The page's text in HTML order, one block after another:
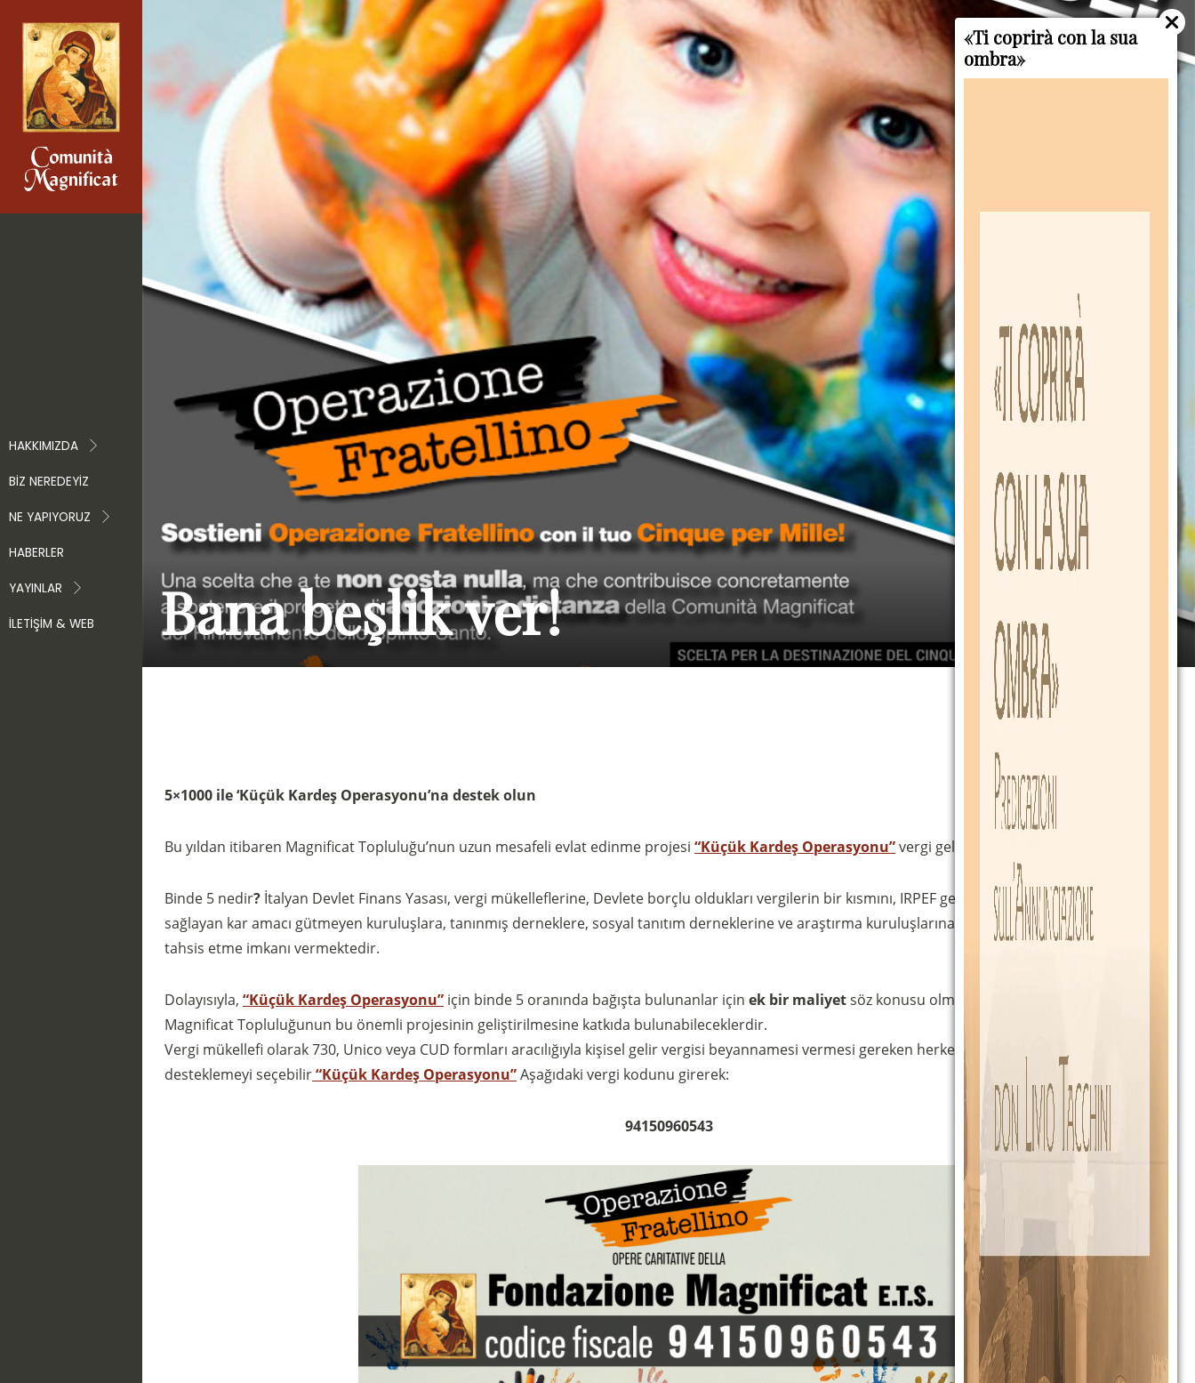
HAKKIMIZDA
BIZ NEREDEYIZ
NE YAPIYORUZ
HABERLER
YAYINLAR
İLETIŞIM & WEB Bana beşlik ver!
5×1000 ile ‘Küçük Kardeş Operasyonu’na destek olun
Bu yıldan itibaren Magnificat Topluluğu’nun uzun mesafeli evlat edinme projesi “Küçük Kardeş Operasyonu”vergi gelirinin binde 5’ini alabilecektir.
Binde 5 nedir? İtalyan Devlet Finans Yasası, vergi mükelleflerine, Devlete borçlu oldukları vergilerin bir kısmını, IRPEF gelirinin binde 5‘ini, sosyal fayda
sağlayan kar amacı gütmeyen kuruluşlara, tanınmış derneklere, sosyal tanıtım derneklerine ve araştırma kuruluşlarına (bilimsel, sağlık ve üniversite)
tahsis etme imkanı vermektedir.
Dolayısıyla, “Küçük Kardeş Operasyonu” için binde 5 oranında bağışta bulunanlar için ek bir maliyetsöz konusu olmayacak, aksine bu basit jestle
Magnificat Topluluğunun bu önemli projesinin geliştirilmesine katkıda bulunabileceklerdir.
Vergi mükellefi olarak 730, Unico veya CUD formları aracılığıyla kişisel gelir vergisi beyannamesi vermesi gereken herkes bu nedenle aşağıdakileri
desteklemeyi seçebilir“Küçük Kardeş Operasyonu”Aşağıdaki vergi kodunu girerek:
94150960543
Sostieni la Comunità Magnificat
Fai una donazione sul nostro conto bancario
IBAN:
IT49S0200803039000102071988
«Ti coprirà con la sua
ombra»